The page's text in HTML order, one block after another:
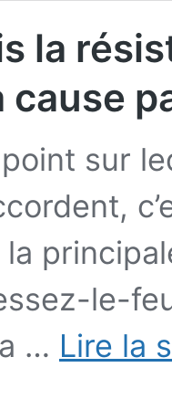
la
cause
sur
le-
… Lire la